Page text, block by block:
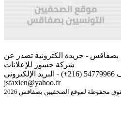
بصفاقس - جريدة الكترونية تصدر عن
شركة جسور للإعلانات
للإتصال أو نشر الردود الهاتف 54779966 (216+) - البريد الإلكتروني
jsfaxien@yahoo.fr
محفوظة لموقع الصحفيين بصفاقس 2026